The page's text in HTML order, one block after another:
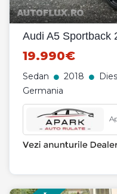
Audi A5 Sportback
19.990€
Sedan 2018
Germania